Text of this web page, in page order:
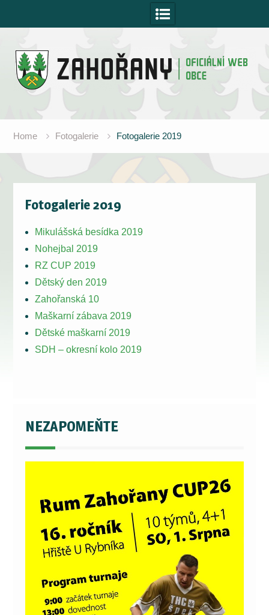
Home Fotogalerie Fotogalerie 2019
Fotogalerie 2019
Mikulášská besídka 2019
Nohejbal 2019
RZ CUP 2019
Dětský den 2019
Zahořanská 10
Maškarní zábava 2019
Dětské maškarní 2019
SDH – okresní kolo 2019
NEZAPOMEŇTE